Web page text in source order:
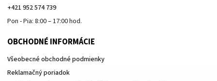
+421 952 574 739
Pon - Pia: 8:00 – 17:00 hod.
OBCHODNÉ INFORMÁCIE
Všeobecné obchodné podmienky
Reklamačný poriadok